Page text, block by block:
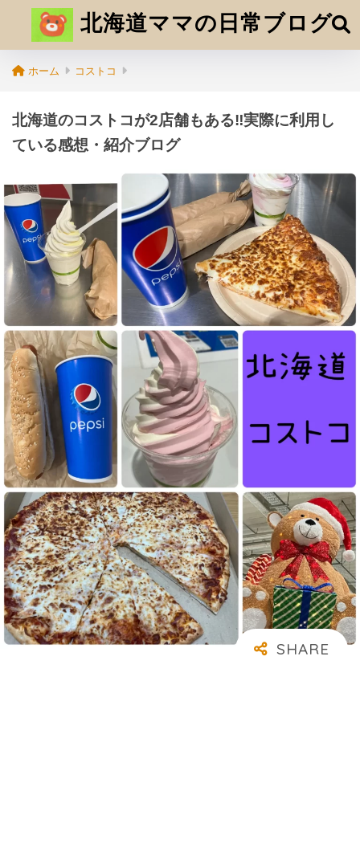
北海道ママの日常ブログ
ホーム コストコ
北海道のコストコが2店舗もある‼実際に利用し
ている感想・紹介ブログ